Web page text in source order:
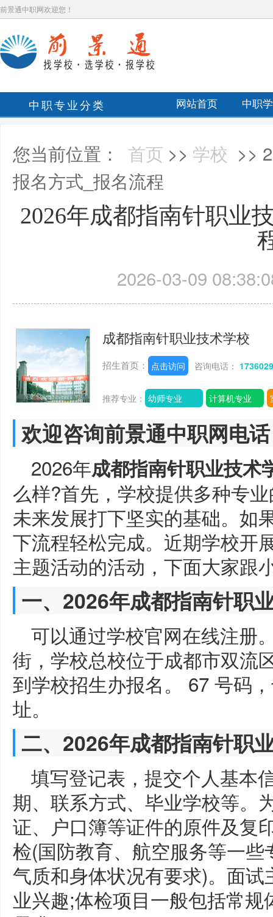
前景通中职网欢迎您！
中职专业分类 网站首页 中职
您当前位置： 首页 >> 学校 >>
报名方式_报名流程
2026年成都指南针职业
2026-03-09
成都指南针职业技术学校
招生首页： 点击访问 咨询电话：
推荐专业： 幼师专业 计算机专业
欢迎咨询前景通中职网电
2026年成都指南针职业技术
么样?首先，学校提供多种专
未来发展打下坚实的基础。如
下流程轻松完成。近期学校开
主题活动的活动，下面大家跟
一、2026年成都指南针职
可以通过学校官网在线注册
街，学校总校位于成都市双流
到学校招生办报名。 67 号码
址。
二、2026年成都指南针职
填写登记表，提交个人基本
期、联系方式、毕业学校等。
证、户口簿等证件的原件及复
检(国防教育、航空服务等一
气质和身体状况有要求)。面
业兴趣;体检项目一般包括常